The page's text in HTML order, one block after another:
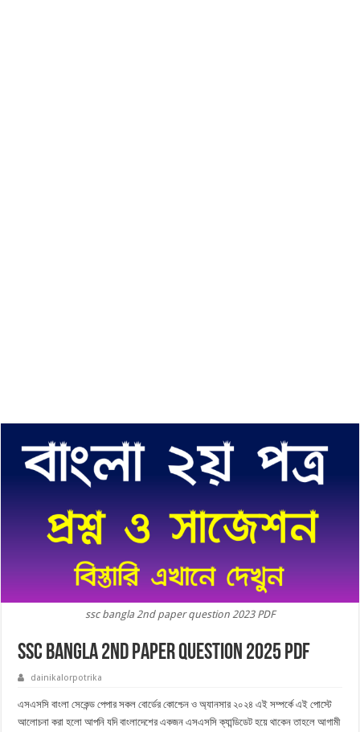
ssc bangla 2nd paper question 2023 PDF
ssc bangla 2nd paper question 2025 PDF
dainikalorpotrika
এসএসসি বাংলা সেকেন্ড পেপার সকল বোর্ডের কোশ্চেন ও অ্যানসার ২০২৪ এই সম্পর্কে এই পোস্টে
আলোচনা করা হলো আপনি যদি বাংলাদেশের একজন এসএসসি ক্যান্ডিডেট হয়ে থাকেন তাহলে আগামী